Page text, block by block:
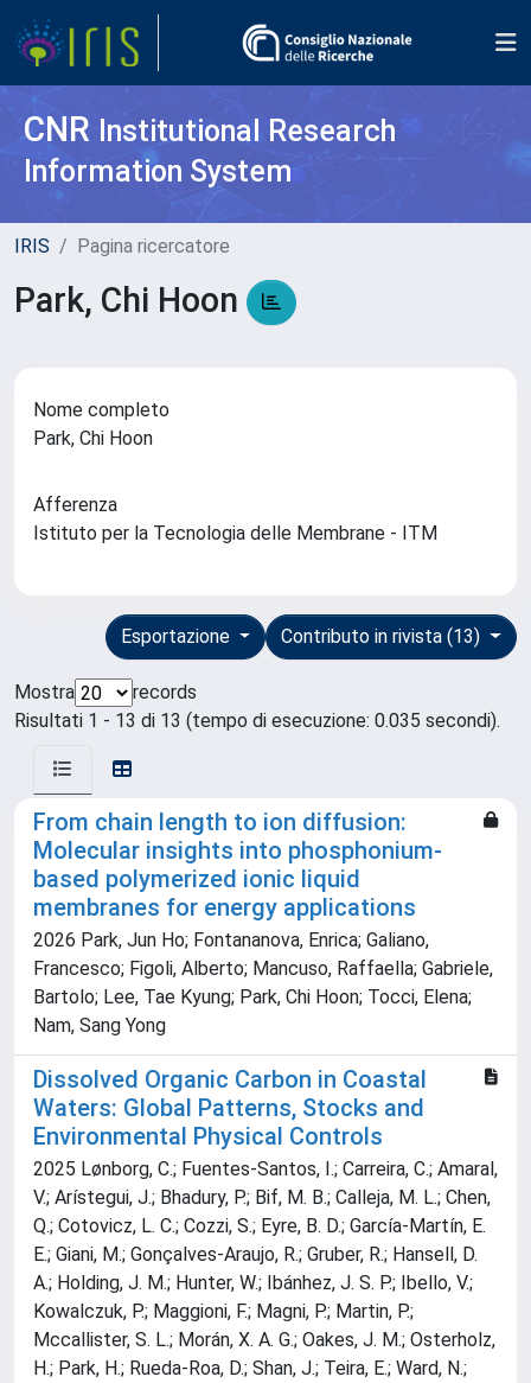
CNR Institutional Research
Information System
IRIS Pagina ricercatore
Park, Chi Hoon
Nome completo
Park, Chi Hoon
Afferenza
Istituto per la Tecnologia delle Membrane - ITM
Contributo in rivista (13)
Esportazione
Mostra
records
Risultati 1 - 13 di 13 (tempo di esecuzione: 0.035 secondi).
From chain length to ion diffusion:
Molecular insights into phosphonium-
based polymerized ionic liquid
membranes for energy applications
2026 Park, Jun Ho; Fontananova, Enrica; Galiano,
Francesco; Figoli, Alberto; Mancuso, Raffaella; Gabriele,
Bartolo; Lee, Tae Kyung; Park, Chi Hoon; Tocci, Elena;
Nam, Sang Yong
Dissolved Organic Carbon in Coastal
Waters: Global Patterns, Stocks and
Environmental Physical Controls
2025 Lønborg, C.; Fuentes-Santos, I.; Carreira, C.; Amaral,
V.; Arístegui, J.; Bhadury, P.; Bif, M. B.; Calleja, M. L.; Chen,
Q.; Cotovicz, L. C.; Cozzi, S.; Eyre, B. D.; García-Martín, E.
E.; Giani, M.; Gonçalves-Araujo, R.; Gruber, R.; Hansell, D.
A.; Holding, J. M.; Hunter, W.; Ibánhez, J. S. P.; Ibello, V.;
Kowalczuk, P.; Maggioni, F.; Magni, P.; Martin, P.;
Mccallister, S. L.; Morán, X. A. G.; Oakes, J. M.; Osterholz,
H.; Park, H.; Rueda-Roa, D.; Shan, J.; Teira, E.; Ward, N.;